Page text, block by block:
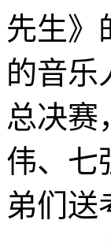
先生》
的音乐
总决赛
伟、七
弟们送